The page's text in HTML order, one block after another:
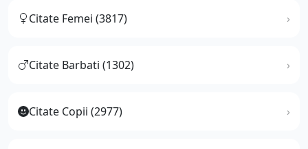
Citate Femei (3817)
Citate Barbati (1302)
Citate Copii (2977)